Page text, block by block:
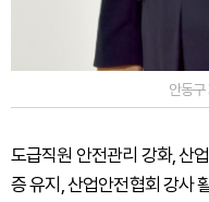
안동구
도급직원 안전관리 강화, 산
증 유지, 산업안전협회 강사